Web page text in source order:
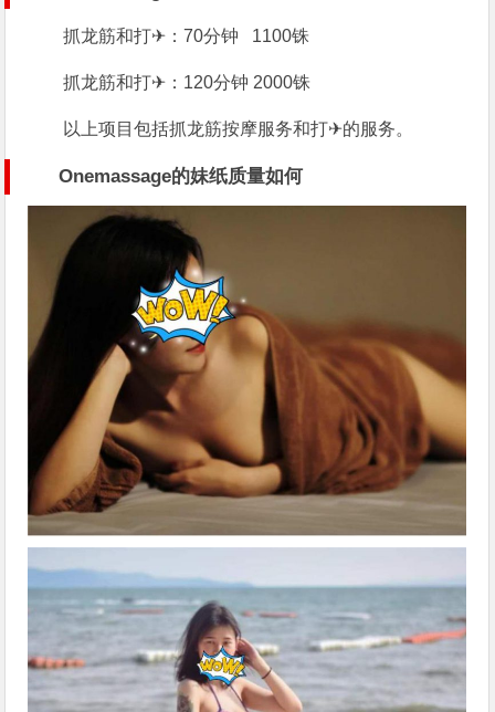
抓龙筋和打✈：70分钟 1100铢
抓龙筋和打✈：120分钟 2000铢
以上项目包括抓龙筋按摩服务和打✈的服务。
Onemassage的妹纸质量如何